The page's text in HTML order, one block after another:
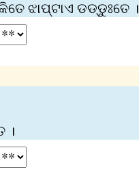
ଝାପ୍‌ଟାଏ ଡଡ୍‌ଡୁଃତେ ।
।